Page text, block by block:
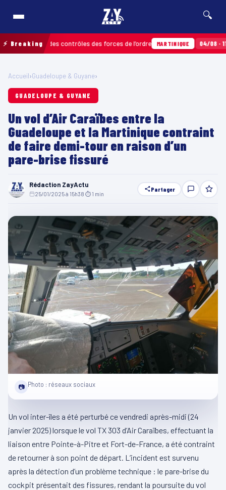
🔍
⚡ Breaking
lors des contrôles des forces de l’ordre MARTINIQUE 04/08 · 11h06
Accueil›Guadeloupe & Guyane›
GUADELOUPE & GUYANE
Un vol d’Air Caraïbes entre la
Guadeloupe et la Martinique contraint
de faire demi-tour en raison d’un
pare-brise fissuré
Rédaction ZayActu
25/01/2025 à 15h38 ⏱ 1 min
Partager
📷 Photo : réseaux sociaux
Un vol inter-îles a été perturbé ce vendredi après-midi (24
janvier 2025) lorsque le vol TX 303 d’Air Caraïbes, effectuant la
liaison entre Pointe-à-Pitre et Fort-de-France, a été contraint
de retourner à son point de départ. L’incident est survenu
après la détection d’un problème technique : le pare-brise du
cockpit présentait des fissures, rendant la poursuite du vol